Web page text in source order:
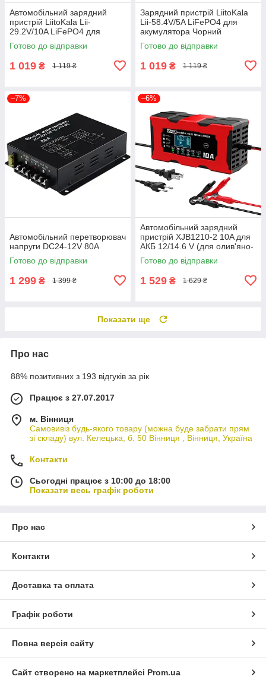
Автомобільний зарядний
пристрій LiitoKala Lii-
29.2V/10A LiFePO4 для
акумулятора Чорний
Готово до відправки
1 019 ₴ 1 119 ₴
Зарядний пристрій LiitoKala
Lii-58.4V/5A LiFePO4 для
акумулятора Чорний
Готово до відправки
1 019 ₴ 1 119 ₴
–7%
Автомобільний перетворювач
напруги DC24-12V 80A
Готово до відправки
1 299 ₴ 1 399 ₴
–6%
Автомобільний зарядний
пристрій XJB1210-2 10A для
АКБ 12/14.6 V (для олив'яно-
кислотних AGM Гель
LiFePO4) імпульсний Smart +
Готово до відправки
1 529 ₴ 1 629 ₴
Показати ще
Про нас
88% позитивних з 193 відгуків за рік
Працює з 27.07.2017
м. Вінниця
Самовивіз будь-якого товару (можна буде забрати прям
зі складу) вул. Келецька, б. 50 Вінниця , Вінниця, Україна
Контакти
Сьогодні працює з 10:00 до 18:00
Показати весь графік роботи
Про нас
Контакти
Доставка та оплата
Графік роботи
Повна версія сайту
Сайт створено на маркетплейсі Prom.ua